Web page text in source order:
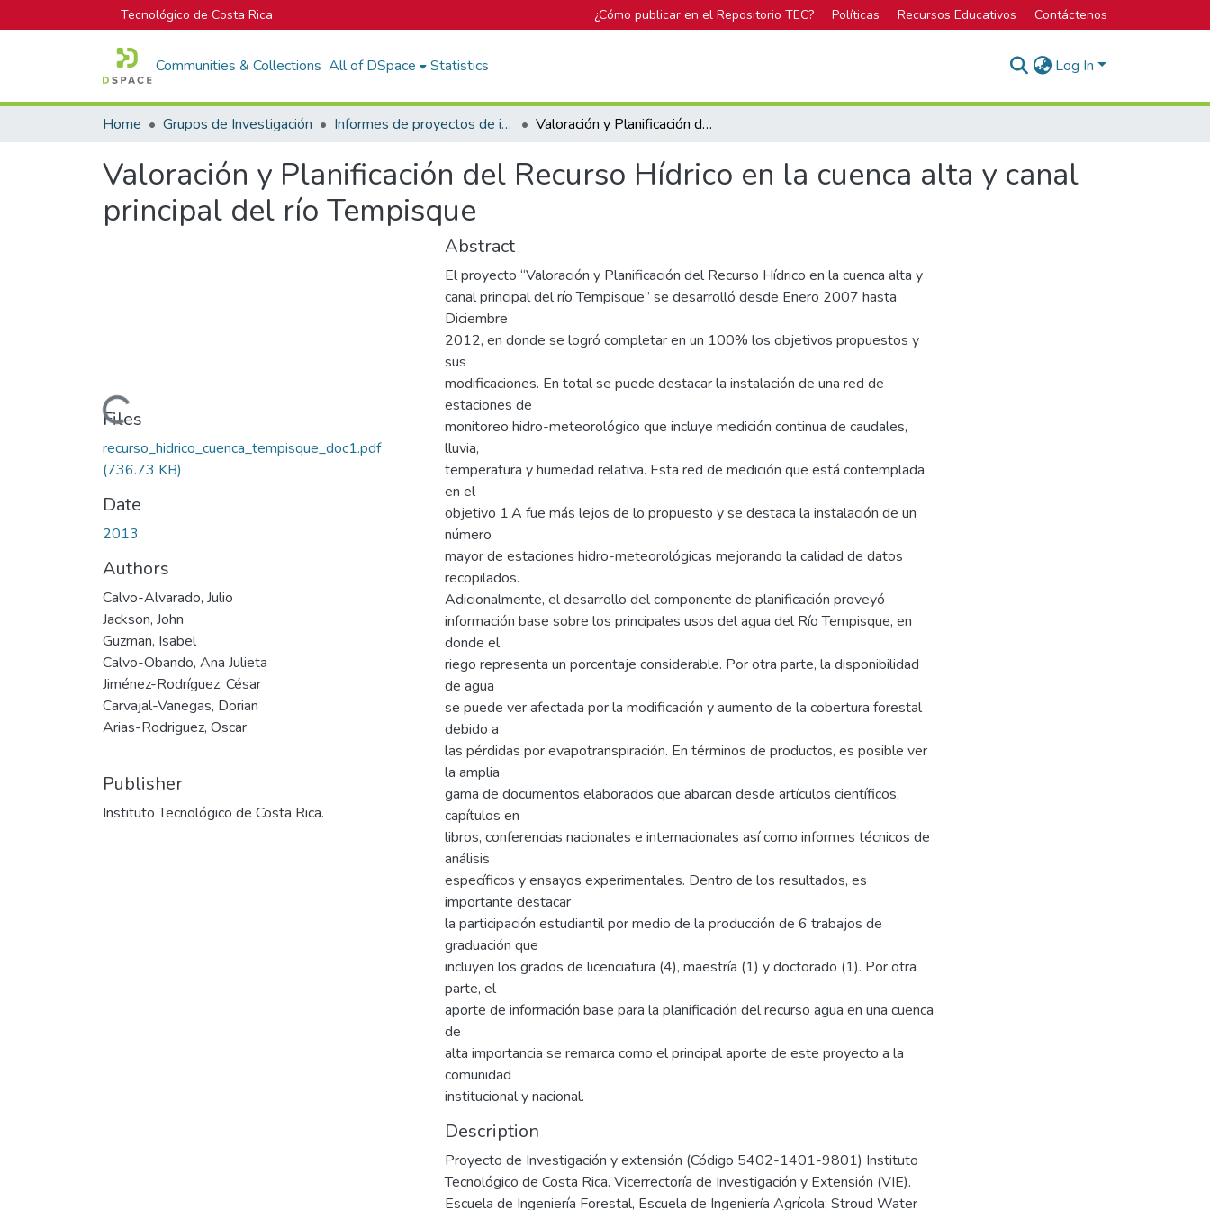
Tecnológico de Costa Rica ¿Cómo publicar en el Repositorio TEC? Políticas Recursos Educativos Contáctenos
Communities & Collections All of DSpace Statistics Log In
Home Grupos de Investigación Informes de proyectos de investigación Valoración y Planificación del Recurso Hídrico en la cuenca alta y canal principal del río Tempisque
Valoración y Planificación del Recurso Hídrico en la cuenca alta y canal
principal del río Tempisque
Loading...
Files
recurso_hidrico_cuenca_tempisque_doc1.pdf
(736.73 KB)
Date
2013
Authors
Calvo-Alvarado, Julio
Jackson, John
Guzman, Isabel
Calvo-Obando, Ana Julieta
Jiménez-Rodríguez, César
Carvajal-Vanegas, Dorian
Arias-Rodriguez, Oscar
Publisher
Instituto Tecnológico de Costa Rica.
Abstract
El proyecto “Valoración y Planificación del Recurso Hídrico en la cuenca alta y
canal principal del río Tempisque” se desarrolló desde Enero 2007 hasta
Diciembre
2012, en donde se logró completar en un 100% los objetivos propuestos y
sus
modificaciones. En total se puede destacar la instalación de una red de
estaciones de
monitoreo hidro-meteorológico que incluye medición continua de caudales,
lluvia,
temperatura y humedad relativa. Esta red de medición que está contemplada
en el
objetivo 1.A fue más lejos de lo propuesto y se destaca la instalación de un
número
mayor de estaciones hidro-meteorológicas mejorando la calidad de datos
recopilados.
Adicionalmente, el desarrollo del componente de planificación proveyó
información base sobre los principales usos del agua del Río Tempisque, en
donde el
riego representa un porcentaje considerable. Por otra parte, la disponibilidad
de agua
se puede ver afectada por la modificación y aumento de la cobertura forestal
debido a
las pérdidas por evapotranspiración. En términos de productos, es posible ver
la amplia
gama de documentos elaborados que abarcan desde artículos científicos,
capítulos en
libros, conferencias nacionales e internacionales así como informes técnicos de
análisis
específicos y ensayos experimentales. Dentro de los resultados, es
importante destacar
la participación estudiantil por medio de la producción de 6 trabajos de
graduación que
incluyen los grados de licenciatura (4), maestría (1) y doctorado (1). Por otra
parte, el
aporte de información base para la planificación del recurso agua en una cuenca
de
alta importancia se remarca como el principal aporte de este proyecto a la
comunidad
institucional y nacional.
Description
Proyecto de Investigación y extensión (Código 5402-1401-9801) Instituto
Tecnológico de Costa Rica. Vicerrectoría de Investigación y Extensión (VIE).
Escuela de Ingeniería Forestal, Escuela de Ingeniería Agrícola; Stroud Water